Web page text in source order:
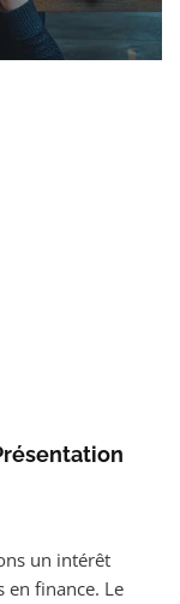
un intérêt
en finance. Le